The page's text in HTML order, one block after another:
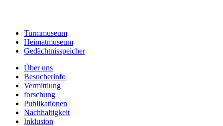
Turmmuseum
Heimatmuseum
Gedächtnisspeicher
Über uns
Besucherinfo
Vermittlung
forschung
Publikationen
Nachhaltigkeit
Inklusion